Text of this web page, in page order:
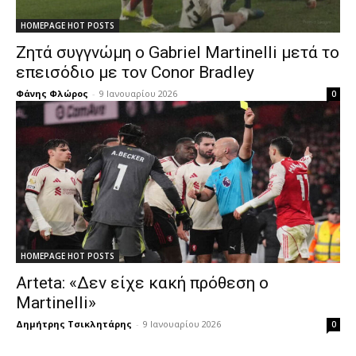
HOMEPAGE HOT POSTS
Ζητά συγγνώμη ο Gabriel Martinelli μετά το
επεισόδιο με τον Conor Bradley
Φάνης Φλώρος - 9 Ιανουαρίου 2026 0
HOMEPAGE HOT POSTS
Arteta: «Δεν είχε κακή πρόθεση ο
Martinelli»
Δημήτρης Τσικλητάρης - 9 Ιανουαρίου 2026 0